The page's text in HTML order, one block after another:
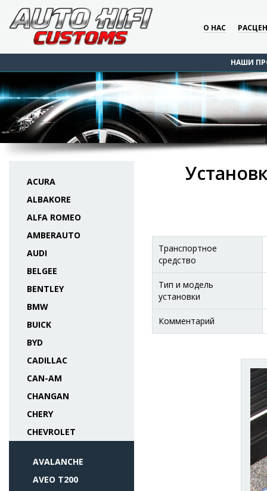
О НАС
НАШИ
ACURA
ALBAKORE
ALFA ROMEO
AMBERAUTO
AUDI
BELGEE
BENTLEY
BMW
BUICK
BYD
CADILLAC
CAN-AM
CHANGAN
CHERY
CHEVROLET
AVALANCHE
AVEO T200
Транспортное
средство
Тип и модель
установки
Комментарий